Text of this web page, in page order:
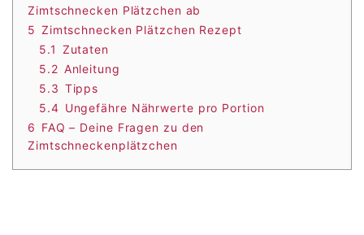
Zimtschnecken Plätzchen ab
5 Zimtschnecken Plätzchen Rezept
5.1 Zutaten
5.2 Anleitung
5.3 Tipps
5.4 Ungefähre Nährwerte pro Portion
6 FAQ – Deine Fragen zu den
Zimtschneckenplätzchen